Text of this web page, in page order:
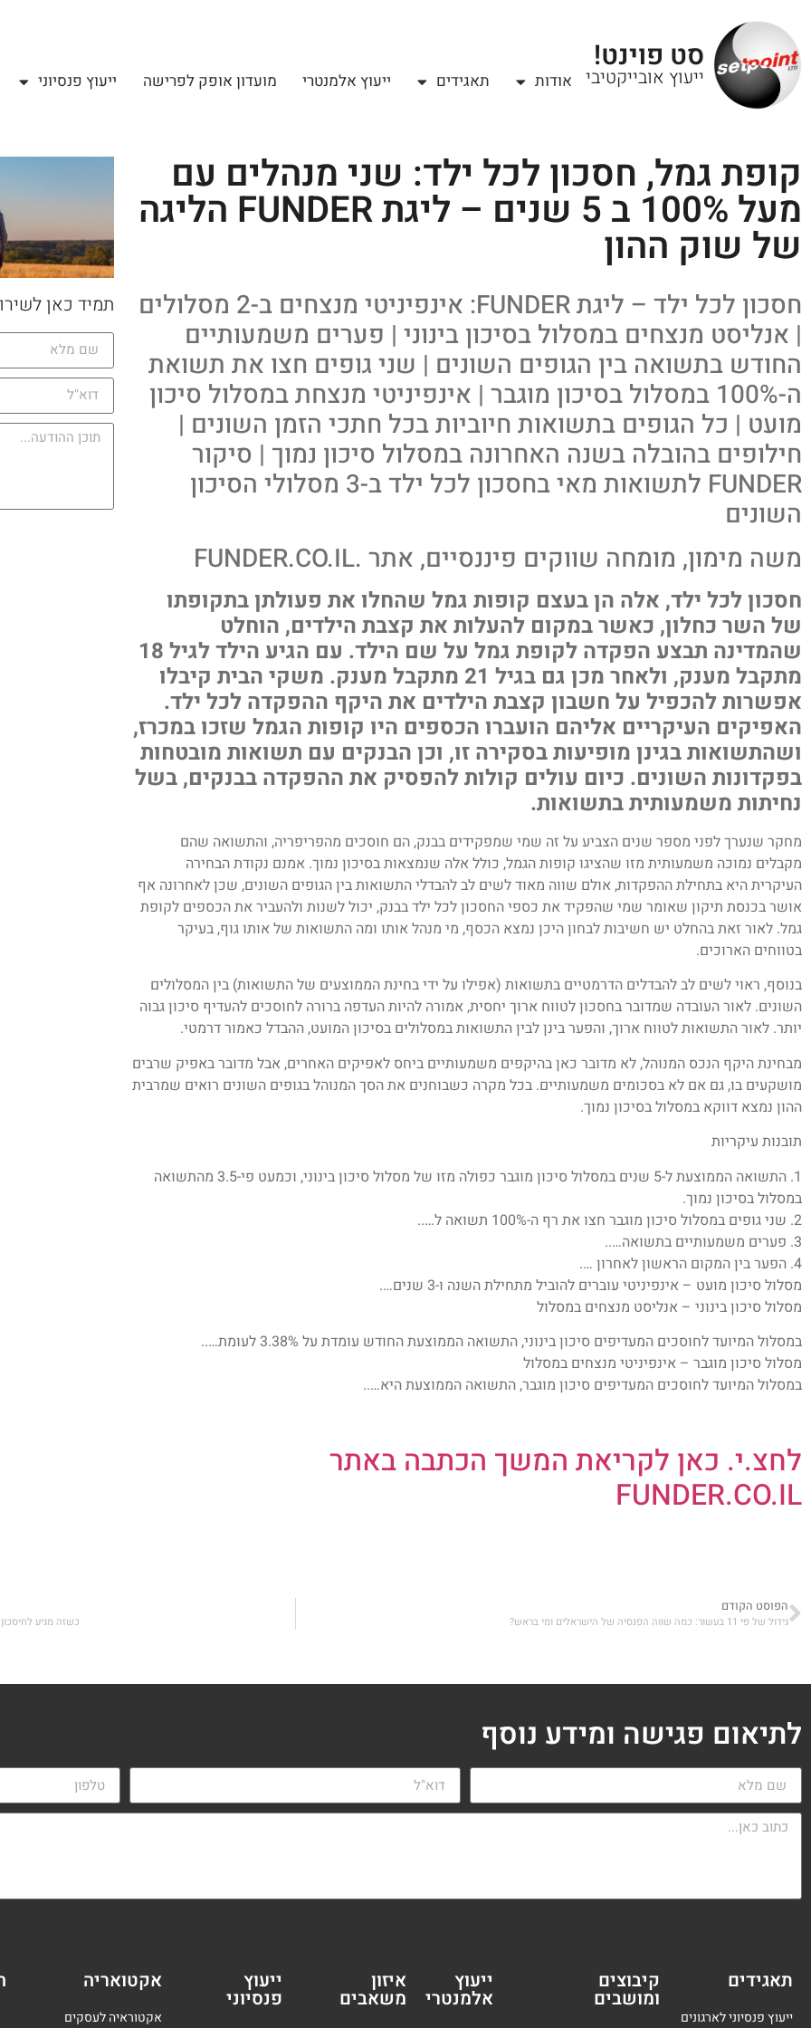
סט פוינט!
ייעוץ אובייקטיבי אודות תאגידים ייעוץ אלמנטרי מועדון אופק לפרישה ייעוץ פנסיוני
קופת גמל, חסכון לכל ילד: שני מנהלים עם
מעל 100% ב 5 שנים – ליגת FUNDER הליגה
של שוק ההון
חסכון לכל ילד – ליגת FUNDER: אינפיניטי מנצחים ב-2 מסלולים
| אנליסט מנצחים במסלול בסיכון בינוני | פערים משמעותיים
החודש בתשואה בין הגופים השונים | שני גופים חצו את תשואת
ה-100% במסלול בסיכון מוגבר | אינפיניטי מנצחת במסלול סיכון
מועט | כל הגופים בתשואות חיוביות בכל חתכי הזמן השונים |
חילופים בהובלה בשנה האחרונה במסלול סיכון נמוך | סיקור
FUNDER לתשואות מאי בחסכון לכל ילד ב-3 מסלולי הסיכון
השונים
משה מימון, מומחה שווקים פיננסיים, אתר .FUNDER.CO.IL
חסכון לכל ילד, אלה הן בעצם קופות גמל שהחלו את פעולתן בתקופתו
של השר כחלון, כאשר במקום להעלות את קצבת הילדים, הוחלט
שהמדינה תבצע הפקדה לקופת גמל על שם הילד. עם הגיע הילד לגיל 18
מתקבל מענק, ולאחר מכן גם בגיל 21 מתקבל מענק. משקי הבית קיבלו
אפשרות להכפיל על חשבון קצבת הילדים את היקף ההפקדה לכל ילד.
האפיקים העיקריים אליהם הועברו הכספים היו קופות הגמל שזכו במכרז,
ושהתשואות בגינן מופיעות בסקירה זו, וכן הבנקים עם תשואות מובטחות
בפקדונות השונים. כיום עולים קולות להפסיק את ההפקדה בבנקים, בשל
נחיתות משמעותית בתשואות.
מחקר שנערך לפני מספר שנים הצביע על זה שמי שמפקידים בבנק, הם חוסכים מהפריפריה, והתשואה שהם
מקבלים נמוכה משמעותית מזו שהציגו קופות הגמל, כולל אלה שנמצאות בסיכון נמוך. אמנם נקודת הבחירה
העיקרית היא בתחילת ההפקדות, אולם שווה מאוד לשים לב להבדלי התשואות בין הגופים השונים, שכן לאחרונה אף
אושר בכנסת תיקון שאומר שמי שהפקיד את כספי החסכון לכל ילד בבנק, יכול לשנות ולהעביר את הכספים לקופת
גמל. לאור זאת בהחלט יש חשיבות לבחון היכן נמצא הכסף, מי מנהל אותו ומה התשואות של אותו גוף, בעיקר
בטווחים הארוכים.
בנוסף, ראוי לשים לב להבדלים הדרמטיים בתשואות (אפילו על ידי בחינת הממוצעים של התשואות) בין המסלולים
השונים. לאור העובדה שמדובר בחסכון לטווח ארוך יחסית, אמורה להיות העדפה ברורה לחוסכים להעדיף סיכון גבוה
יותר. לאור התשואות לטווח ארוך, והפער בינן לבין התשואות במסלולים בסיכון המועט, ההבדל כאמור דרמטי.
מבחינת היקף הנכס המנוהל, לא מדובר כאן בהיקפים משמעותיים ביחס לאפיקים האחרים, אבל מדובר באפיק שרבים
מושקעים בו, גם אם לא בסכומים משמעותיים. בכל מקרה כשבוחנים את הסך המנוהל בגופים השונים רואים שמרבית
ההון נמצא דווקא במסלול בסיכון נמוך.
תובנות עיקריות
1. התשואה הממוצעת ל-5 שנים במסלול סיכון מוגבר כפולה מזו של מסלול סיכון בינוני, וכמעט פי-3.5 מהתשואה
במסלול בסיכון נמוך.
2. שני גופים במסלול סיכון מוגבר חצו את רף ה-100% תשואה ל…..
3. פערים משמעותיים בתשואה…..
4. הפער בין המקום הראשון לאחרון ….
מסלול סיכון מועט – אינפיניטי עוברים להוביל מתחילת השנה ו-3 שנים….
מסלול סיכון בינוני – אנליסט מנצחים במסלול
במסלול המיועד לחוסכים המעדיפים סיכון בינוני, התשואה הממוצעת החודש עומדת על 3.38% לעומת…..
מסלול סיכון מוגבר – אינפיניטי מנצחים במסלול
במסלול המיועד לחוסכים המעדיפים סיכון מוגבר, התשואה הממוצעת היא…..
לחצ.י. כאן לקריאת המשך הכתבה באתר
FUNDER.CO.IL
תמיד כאן
הפוסט הקודם
גידול של פי 11 בעשור: כמה שווה הפנסיה של הישראלים ומי בראש? כשזה מגיע
לתיאום פגישה ומידע נוסף
תאגידים
ייעוץ פנסיוני לארגונים
קיבוצים
ומושבים
ייעוץ
אלמנטרי
איזון
משאבים
ייעוץ
פנסיוני
אקטואריה
אקטוראיה לעסקים